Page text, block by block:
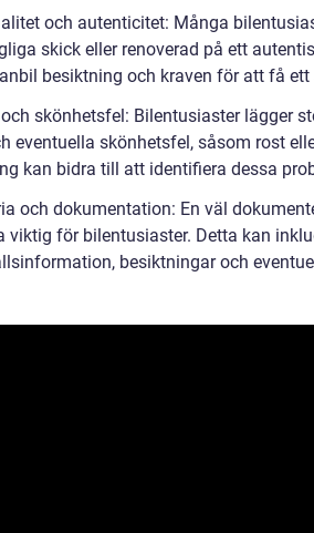
och autenticitet: Många
skick eller renoverad på ett
besiktning och kraven för att få
skönhetsfel: Bilentusiaster lägger
eventuella skönhetsfel, såsom rost
kan bidra till att identifiera dessa
och dokumentation: En väl
viktig för bilentusiaster. Detta kan
besiktningar och